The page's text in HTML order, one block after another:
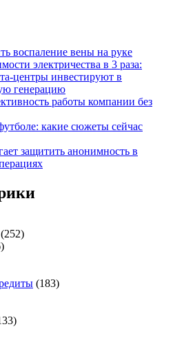
воспаление вены на руке
электричества в 3 раза:
центры инвестируют в
генерацию
работы компании без
какие сюжеты сейчас
защитить анонимность в
(252)
(183)